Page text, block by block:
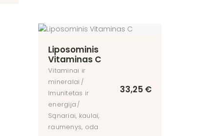
Liposominis
Vitaminas C
Vitaminai ir
mineralai
Imunitetas ir
energija
Sąnariai, kaulai,
raumenys, oda
33,25 €